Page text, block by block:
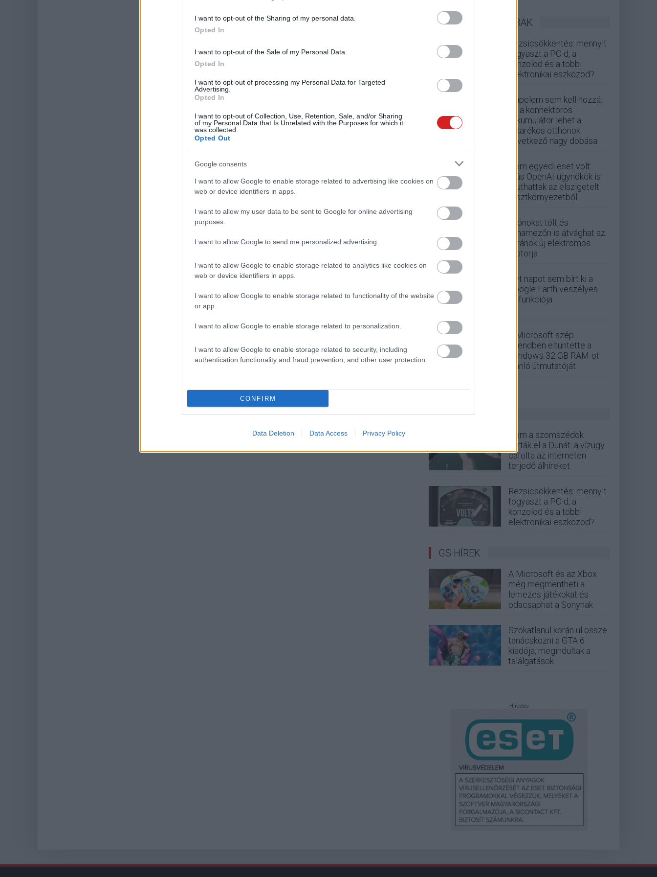
I want to opt-out of the Sharing of my personal data.
Opted In
I want to opt-out of the Sale of my Personal Data.
Opted In
I want to opt-out of processing my Personal Data for Targeted
Advertising.
Opted In
I want to opt-out of Collection, Use, Retention, Sale, and/or Sharing
of my Personal Data that Is Unrelated with the Purposes for which it
was collected.
Opted Out
Google consents
I want to allow Google to enable storage related to advertising like cookies on
web or device identifiers in apps.
I want to allow my user data to be sent to Google for online advertising
purposes.
I want to allow Google to send me personalized advertising.
I want to allow Google to enable storage related to analytics like cookies on
web or device identifiers in apps.
I want to allow Google to enable storage related to functionality of the website
or app.
I want to allow Google to enable storage related to personalization.
I want to allow Google to enable storage related to security, including
authentication functionality and fraud prevention, and other user protection.
CONFIRM
Data Deletion Data Access Privacy Policy
LEGOLVASOTTABBAK
Rezsicsökkentés: mennyit
fogyaszt a PC-d, a
konzolod és a többi
elektronikai eszközöd?
Napelem sem kell hozzá:
ez a konnektoros
akkumulátor lehet a
takarékos otthonok
következő nagy dobása
Nem egyedi eset volt:
más OpenAI-ügynökök is
kijuthattak az elszigetelt
tesztkörnyezetből
Drónokat tölt és
aknamezőn is átvághat az
ukránok új elektromos
motorja
Két napot sem bírt ki a
Google Earth veszélyes
AI-funkciója
A Microsoft szép
csendben eltüntette a
Windows 32 GB RAM-ot
ajánló útmutatóját
ZÖLD PÁLYA
Nem a szomszédok
zárták el a Dunát: a vízügy
cáfolta az interneten
terjedő álhíreket
Rezsicsökkentés: mennyit
fogyaszt a PC-d, a
konzolod és a többi
elektronikai eszközöd?
GS HÍREK
A Microsoft és az Xbox
még megmentheti a
lemezes játékokat és
odacsaphat a Sonynak
Szokatlanul korán ül össze
tanácskozni a GTA 6
kiadója, megindultak a
találgatások
Hirdetés